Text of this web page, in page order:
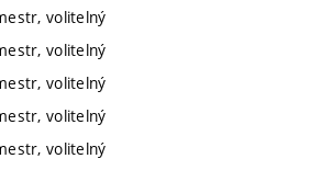
volitelný
volitelný
volitelný
volitelný
volitelný